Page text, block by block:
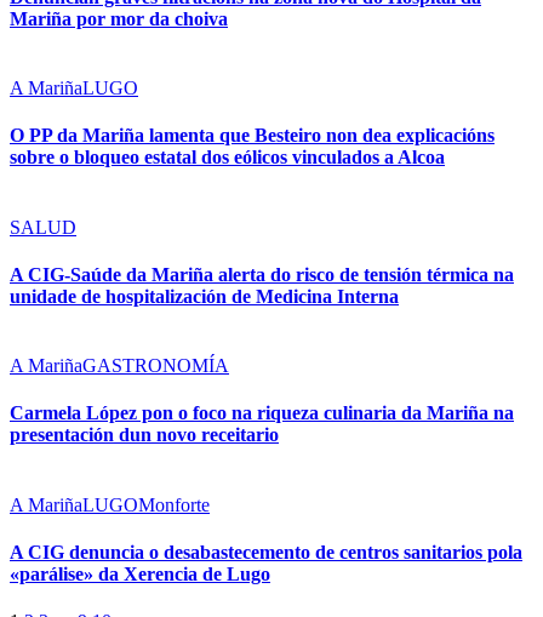
Mariña por mor da choiva
A MariñaLUGO
O PP da Mariña lamenta que Besteiro non dea explicacións
sobre o bloqueo estatal dos eólicos vinculados a Alcoa
SALUD
A CIG-Saúde da Mariña alerta do risco de tensión térmica na
unidade de hospitalización de Medicina Interna
A MariñaGASTRONOMÍA
Carmela López pon o foco na riqueza culinaria da Mariña na
presentación dun novo receitario
A MariñaLUGOMonforte
A CIG denuncia o desabastecemento de centros sanitarios pola
«parálise» da Xerencia de Lugo